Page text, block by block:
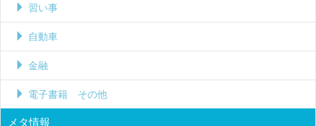
習い事
自動車
金融
電子書籍 その他
メタ情報